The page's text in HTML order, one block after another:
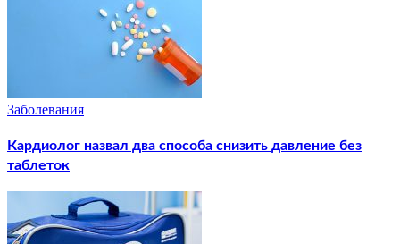
Заболевания
Кардиолог назвал два способа снизить давление без
таблеток